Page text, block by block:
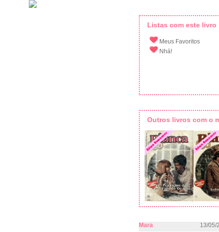
Listas com este livro
Meus Favoritos
Nhá!
Outros livros com o
Mara 13/05/